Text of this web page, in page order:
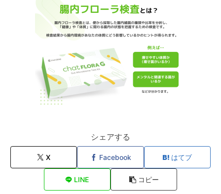
シェアする
X Facebook はてブ
LINE コピー